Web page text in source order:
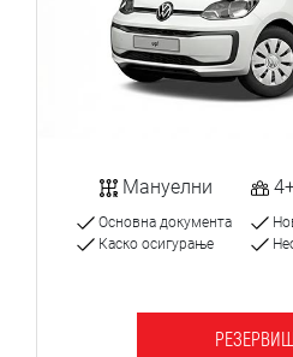
Мануелни
Основна документа
Каско осигурање